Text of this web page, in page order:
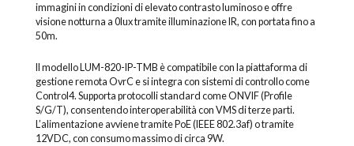
immagini in condizioni di elevato contrasto luminoso e offre
visione notturna a 0lux tramite illuminazione IR, con portata fino a
50m.
Il modello LUM-820-IP-TMB è compatibile con la piattaforma di
gestione remota OvrC e si integra con sistemi di controllo come
Control4. Supporta protocolli standard come ONVIF (Profile
S/G/T), consentendo interoperabilità con VMS di terze parti.
L’alimentazione avviene tramite PoE (IEEE 802.3af) o tramite
12VDC, con consumo massimo di circa 9W.